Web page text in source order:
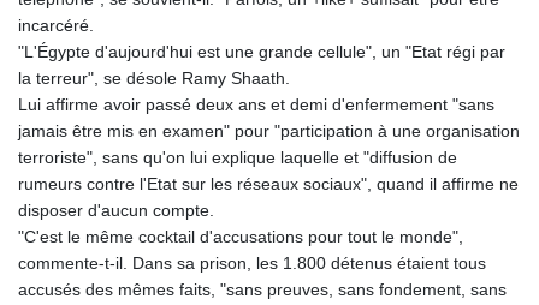
incarcéré.
"L'Égypte d'aujourd'hui est une grande cellule", un "Etat régi par
la terreur", se désole Ramy Shaath.
Lui affirme avoir passé deux ans et demi d'enfermement "sans
jamais être mis en examen" pour "participation à une organisation
terroriste", sans qu'on lui explique laquelle et "diffusion de
rumeurs contre l'Etat sur les réseaux sociaux", quand il affirme ne
disposer d'aucun compte.
"C'est le même cocktail d'accusations pour tout le monde",
commente-t-il. Dans sa prison, les 1.800 détenus étaient tous
accusés des mêmes faits, "sans preuves, sans fondement, sans